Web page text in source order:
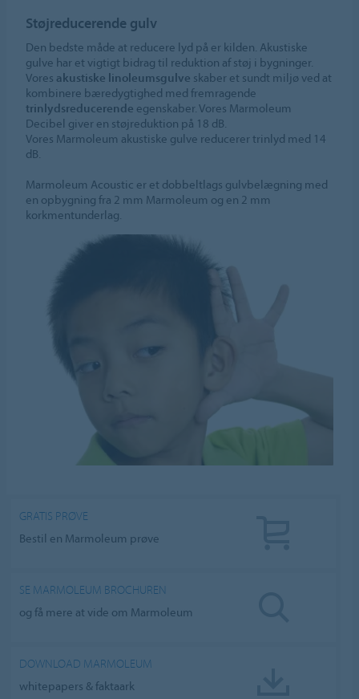
Støjreducerende gulv
Den bedste måde at reducere lyd på er kilden. Akustiske
gulve har et vigtigt bidrag til reduktion af støj i bygninger.
Vores akustiske linoleumsgulve skaber et sundt miljø ved at
kombinere bæredygtighed med fremragende
trinlydsreducerende egenskaber. Vores Marmoleum
Decibel giver en støjreduktion på 18 dB.
Vores Marmoleum akustiske gulve reducerer trinlyd med 14
dB.
Marmoleum Acoustic er et dobbeltlags gulvbelægning med
en opbygning fra 2 mm Marmoleum og en 2 mm
korkmentunderlag.
GRATIS PRØVE
Bestil en Marmoleum prøve
SE MARMOLEUM BROCHUREN
og få mere at vide om Marmoleum
DOWNLOAD MARMOLEUM
whitepapers & faktaark